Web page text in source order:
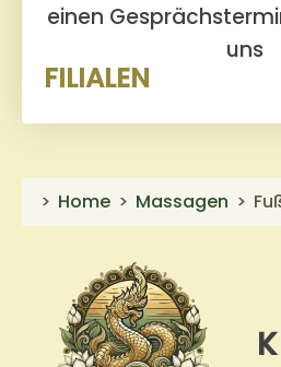
einen
uns
FILIALEN
Home Massagen